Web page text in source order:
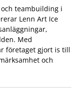
teambuilding i
Lenn Art Ice
Med
företaget gjort is till
och